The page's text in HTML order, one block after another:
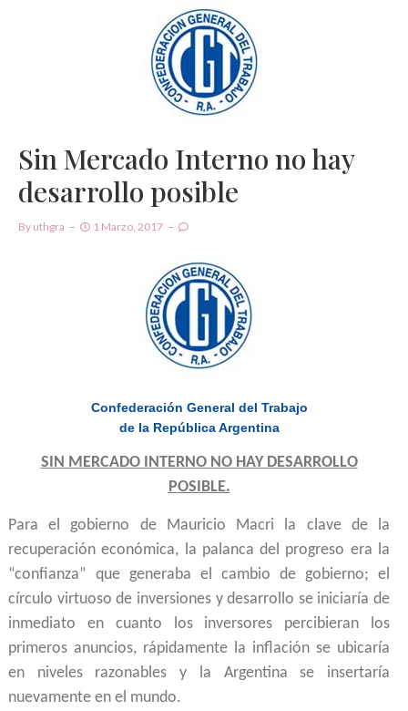
Sin Mercado Interno no hay
desarrollo posible
By Uthgra 1 Marzo, 2017
Confederación General del Trabajo
de la República Argentina
SIN MERCADO INTERNO NO HAY DESARROLLO
POSIBLE.
Para el gobierno de Mauricio Macri la clave de la
recuperación económica, la palanca del progreso era la
“confianza” que generaba el cambio de gobierno; el
círculo virtuoso de inversiones y desarrollo se iniciaría de
inmediato en cuanto los inversores percibieran los
primeros anuncios, rápidamente la inflación se ubicaría
en niveles razonables y la Argentina se insertaría
nuevamente en el mundo.